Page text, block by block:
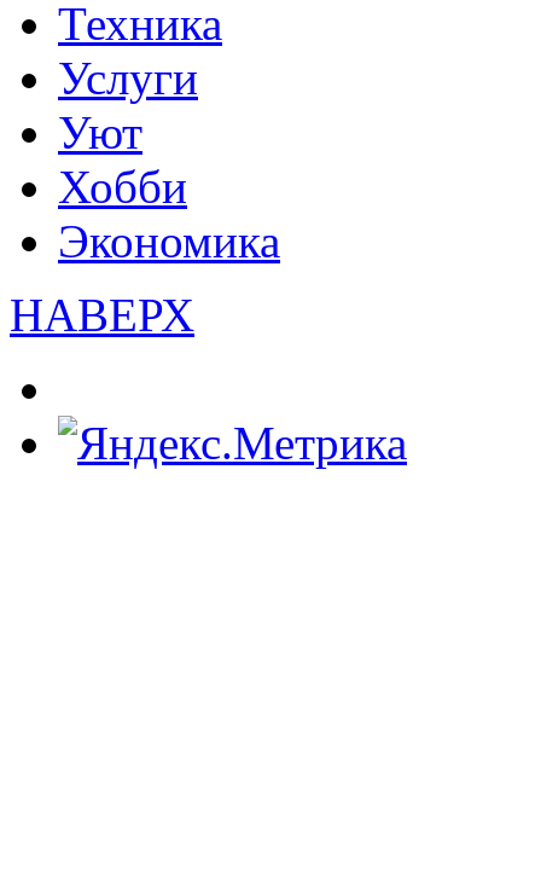
Техника
Услуги
Уют
Хобби
Экономика
НАВЕРХ